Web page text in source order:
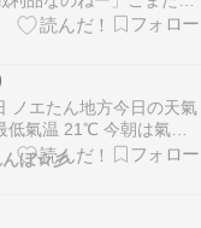
は、ブラッシング後でテ
屋の中走り回ったから～
ん柄の保冷ポーチをゲ
シェットが売り切れで
ノエたん地方今日の天氣
低氣温 21℃ 今朝は氣温
は台風が過ぎ去った後
やんだりでジメジメとし
んぼ☆彡